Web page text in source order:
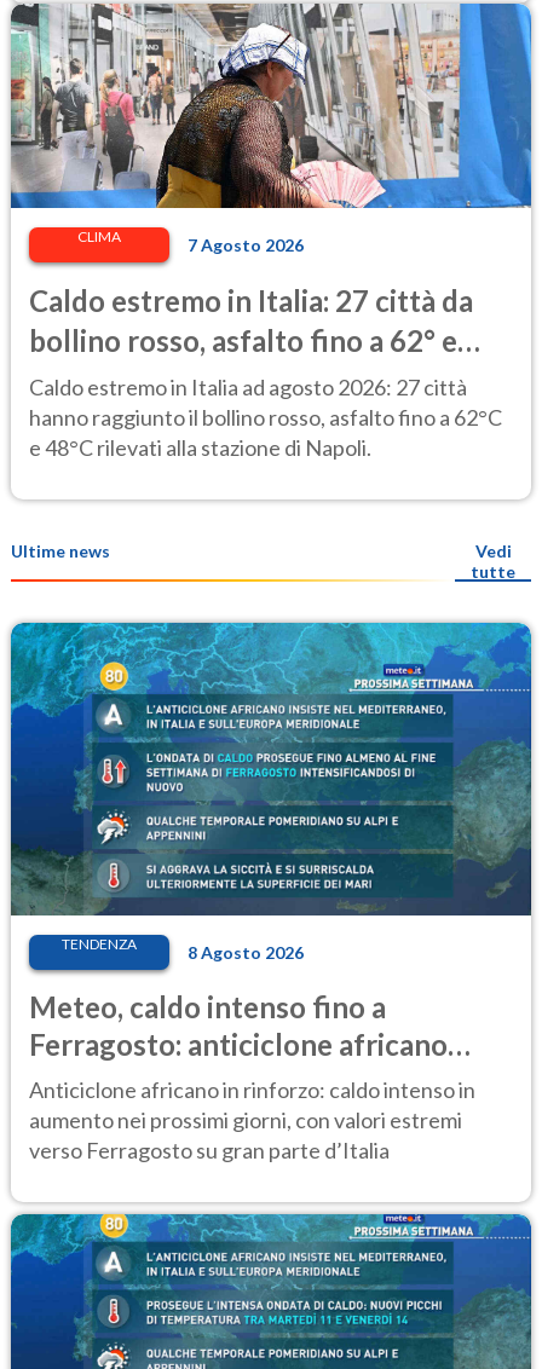
CLIMA 7 Agosto 2026
Caldo estremo in Italia: 27 città da
bollino rosso, asfalto fino a 62° e
punte di 48° alla stazione di Napoli
Caldo estremo in Italia ad agosto 2026: 27 città
hanno raggiunto il bollino rosso, asfalto fino a 62°C
e 48°C rilevati alla stazione di Napoli.
Ultime news
Vedi
tutte
TENDENZA 8 Agosto 2026
Meteo, caldo intenso fino a
Ferragosto: anticiclone africano
ancora protagonista
Anticiclone africano in rinforzo: caldo intenso in
aumento nei prossimi giorni, con valori estremi
verso Ferragosto su gran parte d’Italia